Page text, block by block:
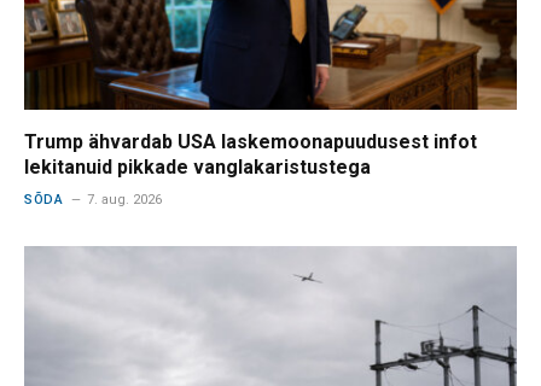
Trump ähvardab USA laskemoonapuudusest infot
lekitanuid pikkade vanglakaristustega
SÕDA 7. aug. 2026